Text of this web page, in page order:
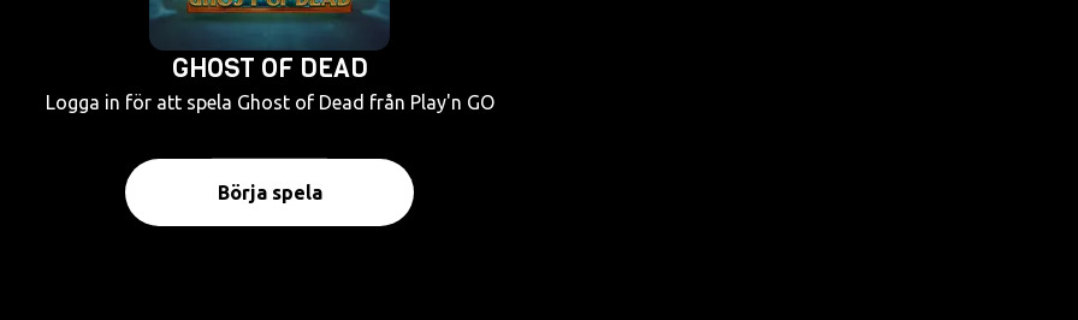
GHOST OF DEAD
Logga in för att spela Ghost of Dead från Play'n GO
Börja spela